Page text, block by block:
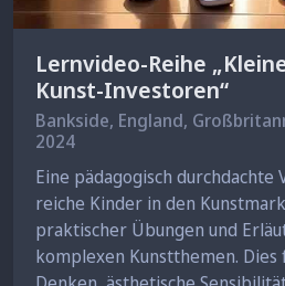
Lernvideo-Reihe
Kunst-Investoren“
Bankside, England, Großbritannien,
2024
Eine pädagogisch durchdachte
reiche Kinder in den
praktischer Übungen und
komplexen Kunstthemen.